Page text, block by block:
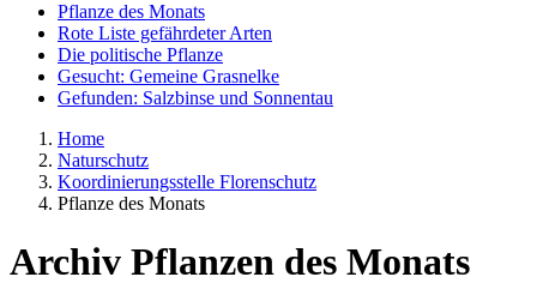
Pflanze des Monats
Rote Liste gefährdeter Arten
Die politische Pflanze
Gesucht: Gemeine Grasnelke
Gefunden: Salzbinse und Sonnentau
Home
Naturschutz
Koordinierungsstelle Florenschutz
Pflanze des Monats
Archiv Pflanzen des Monats